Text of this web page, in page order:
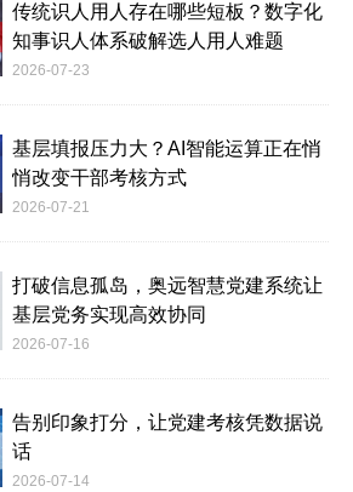
传统识人用人存在哪些短板？数字化
知事识人体系破解选人用人难题
2026-07-23
基层填报压力大？AI智能运算正在悄
悄改变干部考核方式
2026-07-21
打破信息孤岛，奥远智慧党建系统让
基层党务实现高效协同
2026-07-16
告别印象打分，让党建考核凭数据说
话
2026-07-14